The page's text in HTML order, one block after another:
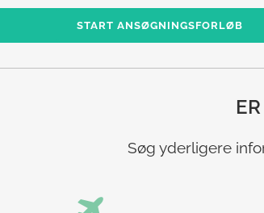
START ANSØGNINGSFORLØB
Søg yderligere